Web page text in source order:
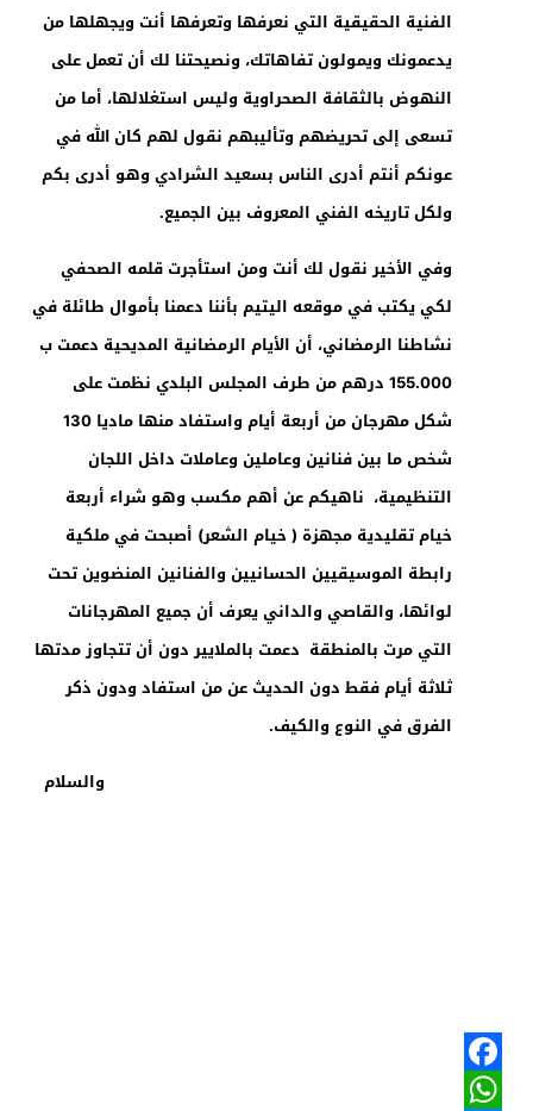
الفنية الحقيقية التي نعرفها وتعرفها أنت ويجهلها من
يدعمونك ويمولون تفاهاتك، ونصيحتنا لك أن تعمل على
النهوض بالثقافة الصحراوية وليس استغلالها، أما من
تسعى إلى تحريضهم وتأليبهم نقول لهم كان الله في
عونكم أنتم أدرى الناس بسعيد الشرادي وهو أدرى بكم
ولكل تاريخه الفني المعروف بين الجميع.
وفي الأخير نقول لك أنت ومن استأجرت قلمه الصحفي
لكي يكتب في موقعه اليتيم بأننا دعمنا بأموال طائلة في
نشاطنا الرمضاني، أن الأيام الرمضانية المديحية دعمت ب
155.000 درهم من طرف المجلس البلدي نظمت على
شكل مهرجان من أربعة أيام واستفاد منها ماديا130
شخص ما بين فنانين وعاملين وعاملات داخل اللجان
التنظيمية، ناهيكم عن أهم مكسب وهو شراء أربعة
خيام تقليدية مجهزة ( خيام الشعر) أصبحت في ملكية
رابطة الموسيقيين الحسانيين والفنانين المنضوين تحت
لوائها، والقاصي والداني يعرف أن جميع المهرجانات
التي مرت بالمنطقة دعمت بالملايير دون أن تتجاوز مدتها
ثلاثة أيام فقط دون الحديث عن من استفاد ودون ذكر
الفرق في النوع والكيف.
والسلام
Facebook